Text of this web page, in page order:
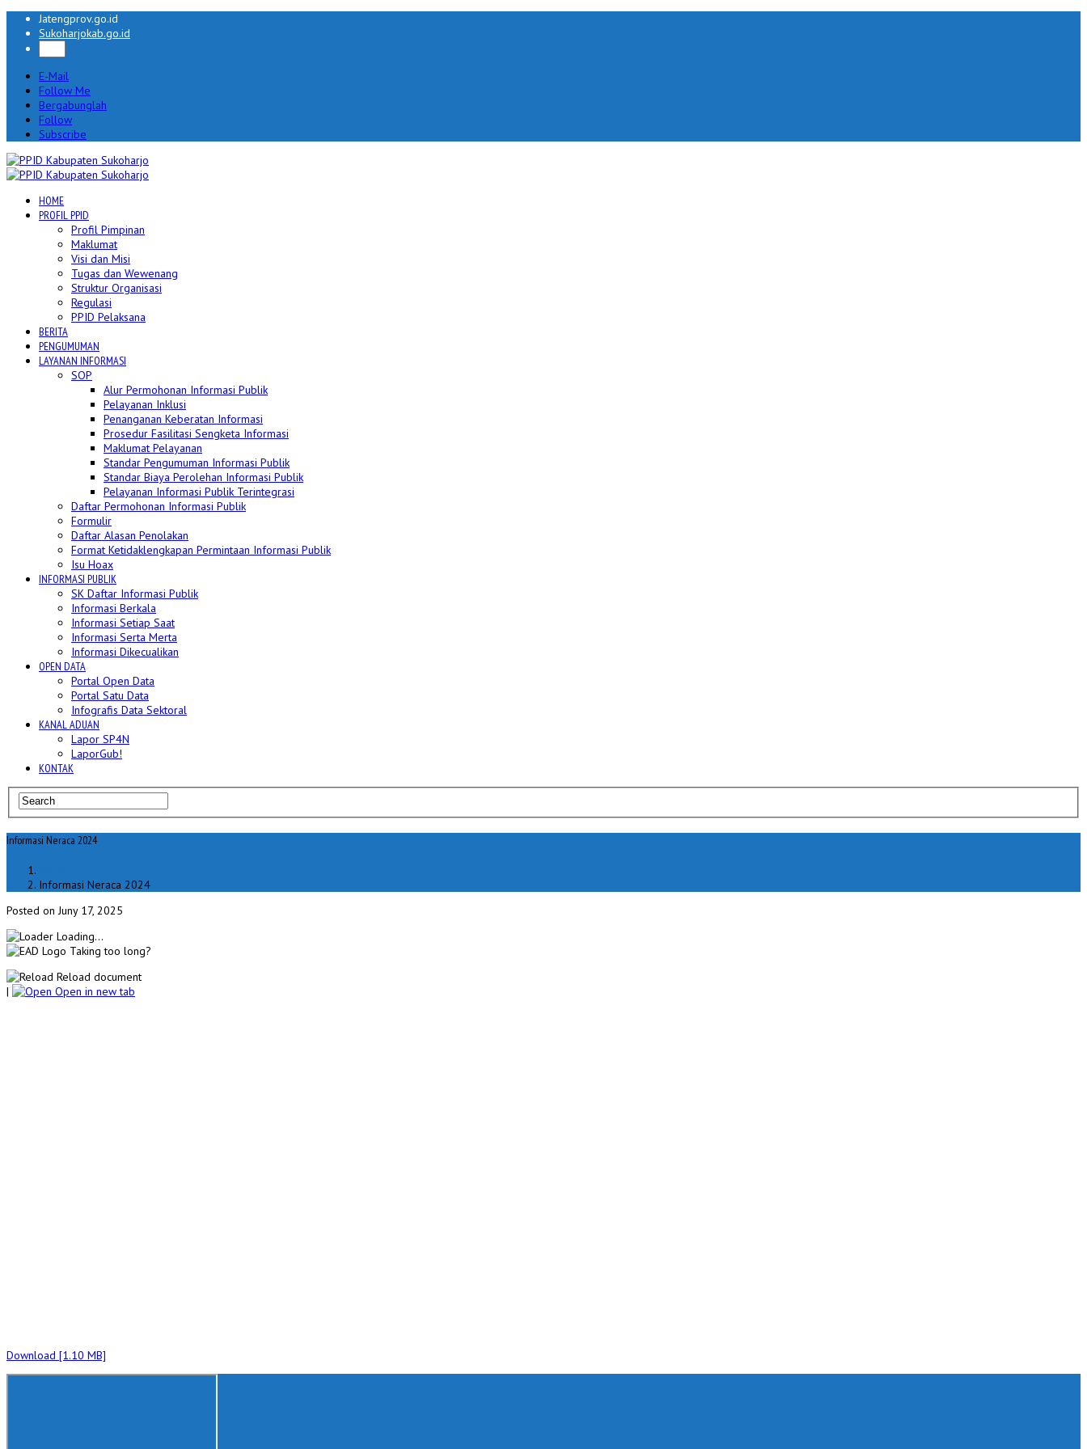
Jatengprov.go.id
Sukoharjokab.go.id
E-Mail
Follow Me
Bergabunglah
Follow
Subscribe
HOME
PROFIL PPID
Profil Pimpinan
Maklumat
Visi dan Misi
Tugas dan Wewenang
Struktur Organisasi
Regulasi
PPID Pelaksana
BERITA
PENGUMUMAN
LAYANAN INFORMASI
SOP
Alur Permohonan Informasi Publik
Pelayanan Inklusi
Penanganan Keberatan Informasi
Prosedur Fasilitasi Sengketa Informasi
Maklumat Pelayanan
Standar Pengumuman Informasi Publik
Standar Biaya Perolehan Informasi Publik
Pelayanan Informasi Publik Terintegrasi
Daftar Permohonan Informasi Publik
Formulir
Daftar Alasan Penolakan
Format Ketidaklengkapan Permintaan Informasi Publik
Isu Hoax
INFORMASI PUBLIK
SK Daftar Informasi Publik
Informasi Berkala
Informasi Setiap Saat
Informasi Serta Merta
Informasi Dikecualikan
OPEN DATA
Portal Open Data
Portal Satu Data
Infografis Data Sektoral
KANAL ADUAN
Lapor SP4N
LaporGub!
KONTAK
Informasi Neraca 2024
Informasi Neraca 2024
Posted on Juny 17, 2025
Loading...
Taking too long?
Reload document
|
Open in new tab
Download [1.10 MB]